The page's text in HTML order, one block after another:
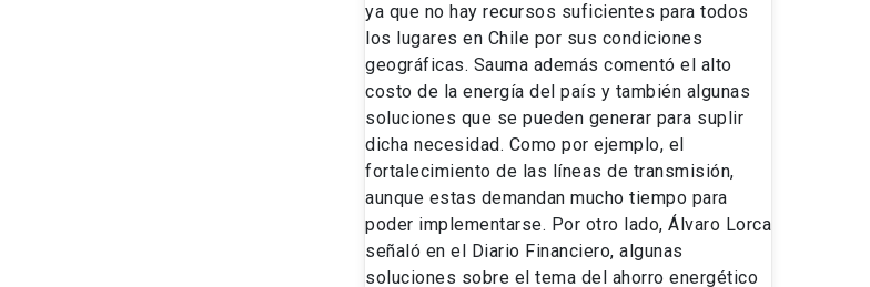
ya que no hay recursos suficientes para todos
los lugares en Chile por sus condiciones
geográficas. Sauma además comentó el alto
costo de la energía del país y también algunas
soluciones que se pueden generar para suplir
dicha necesidad. Como por ejemplo, el
fortalecimiento de las líneas de transmisión,
aunque estas demandan mucho tiempo para
poder implementarse. Por otro lado, Álvaro Lorca
señaló en el Diario Financiero, algunas
soluciones sobre el tema del ahorro energético